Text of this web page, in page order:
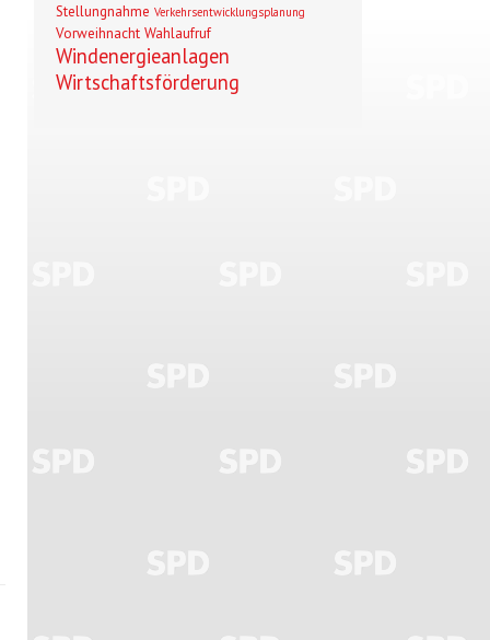
Stellungnahme Verkehrsentwicklungsplanung
Vorweihnacht Wahlaufruf
Windenergieanlagen
Wirtschaftsförderung